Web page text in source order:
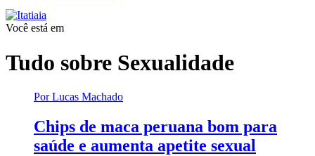
Você está em
Tudo sobre Sexualidade
Por Lucas Machado
Chips de maca peruana bom para
saúde e aumenta apetite sexual